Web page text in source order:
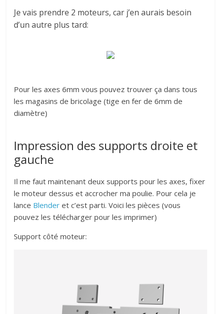
Je vais prendre 2 moteurs, car j’en aurais besoin
d’un autre plus tard:
Pour les axes 6mm vous pouvez trouver ça dans tous
les magasins de bricolage (tige en fer de 6mm de
diamètre)
Impression des supports droite et
gauche
Il me faut maintenant deux supports pour les axes, fixer
le moteur dessus et accrocher ma poulie. Pour cela je
lance Blender et c’est parti. Voici les pièces (vous
pouvez les télécharger pour les imprimer)
Support côté moteur: